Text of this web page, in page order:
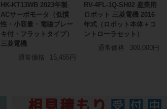
HK-KT13WB 2023年製
ACサーボモータ（低慣
性・小容量・電磁ブレー
キ付・フラットタイプ）
三菱電機
通常価格
15,455円
RV-4FL-1Q-SH02 産業用
ロボット 三菱電機 2016
年式（ロボット本体＋コ
ントローラセット）
通常価格
300,000円